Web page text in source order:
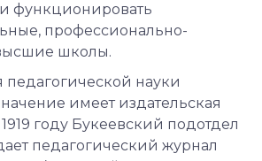
функционировать
профессионально-
школы.
педагогической науки
имеет издательская
году Букеевский подотдел
педагогический журнал